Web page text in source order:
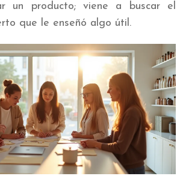
un producto; viene a buscar el
que le enseñó algo útil.